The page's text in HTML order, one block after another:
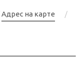
Адрес на карте